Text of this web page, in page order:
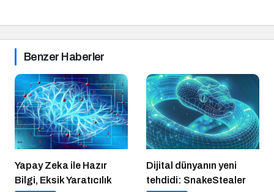
Benzer Haberler
Yapay Zeka ile Hazır
Bilgi, Eksik Yaratıcılık
Dijital dünyanın yeni
tehdidi: SnakeStealer